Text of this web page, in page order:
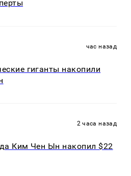
час назад
гиганты накопили
2 часа назад
Ким Чен Ын накопил $22